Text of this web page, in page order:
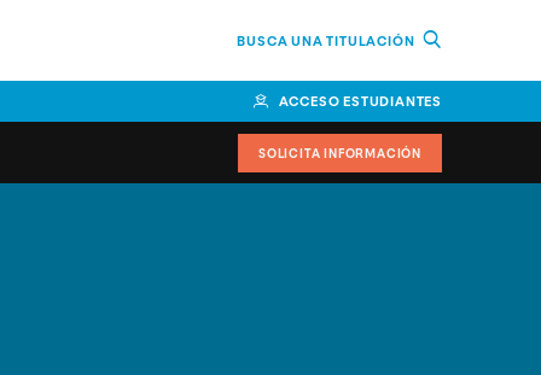
BUSCA UNA TITULACIÓN
ACCESO ESTUDIANTES
SOLICITA INFORMACIÓN